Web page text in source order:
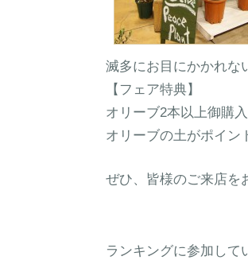
滅多にお目にかかれな
【フェア特典】
オリーブ2本以上御購
オリーブの土がポイン
ぜひ、皆様のご来店を
ランキングに参加して